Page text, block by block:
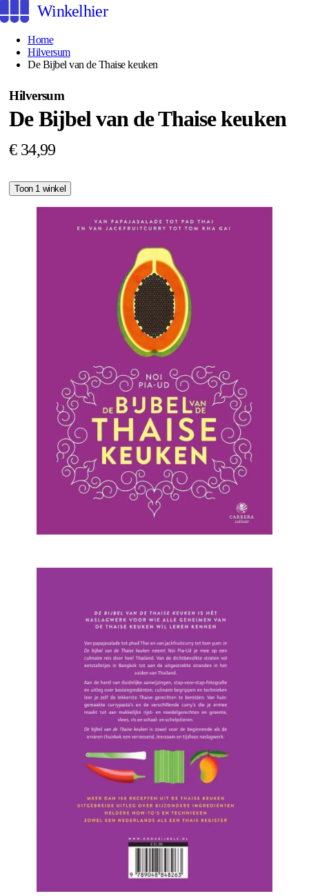
Winkelhier
Home
Hilversum
De Bijbel van de Thaise keuken
Hilversum
De Bijbel van de Thaise keuken
€ 34,99
Toon 1 winkel